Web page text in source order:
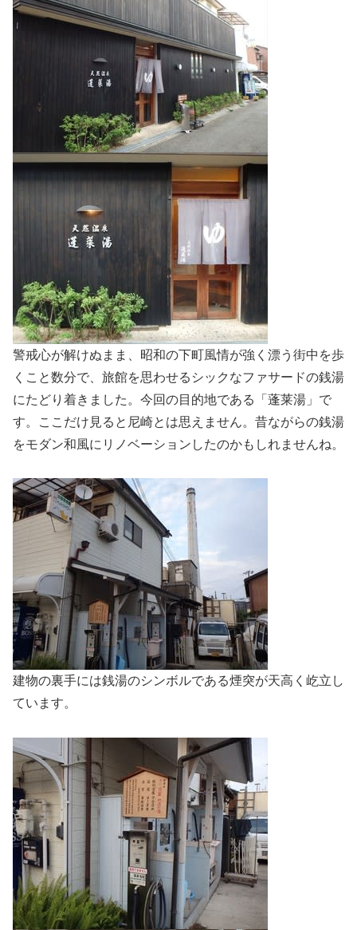
警戒心が解けぬまま、昭和の下町風情が強く漂う街中を歩
くこと数分で、旅館を思わせるシックなファサードの銭湯
にたどり着きました。今回の目的地である「蓬莱湯」で
す。ここだけ見ると尼崎とは思えません。昔ながらの銭湯
をモダン和風にリノベーションしたのかもしれませんね。
建物の裏手には銭湯のシンボルである煙突が天高く屹立し
ています。